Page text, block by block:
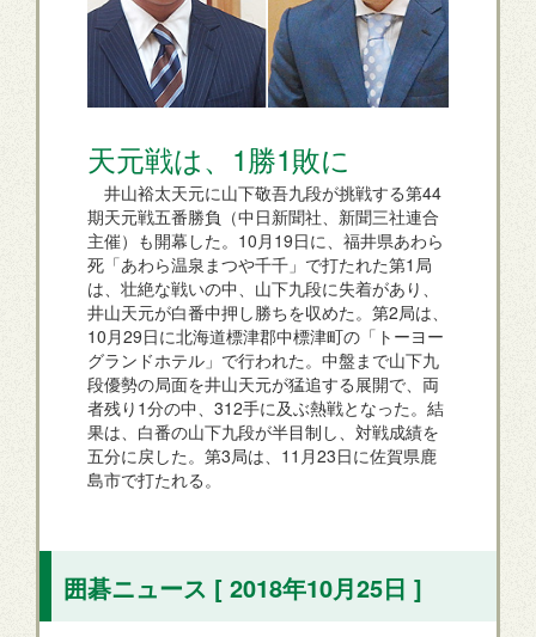
天元戦は、1勝1敗に
井山裕太天元に山下敬吾九段が挑戦する第44
期天元戦五番勝負（中日新聞社、新聞三社連合
主催）も開幕した。10月19日に、福井県あわら
死「あわら温泉まつや千千」で打たれた第1局
は、壮絶な戦いの中、山下九段に失着があり、
井山天元が白番中押し勝ちを収めた。第2局は、
10月29日に北海道標津郡中標津町の「トーヨー
グランドホテル」で行われた。中盤まで山下九
段優勢の局面を井山天元が猛追する展開で、両
者残り1分の中、312手に及ぶ熱戦となった。結
果は、白番の山下九段が半目制し、対戦成績を
五分に戻した。第3局は、11月23日に佐賀県鹿
島市で打たれる。
囲碁ニュース [ 2018年10月25日 ]